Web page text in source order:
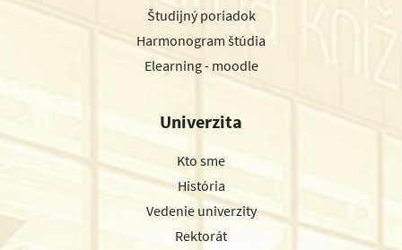
Študijný poriadok
Harmonogram štúdia
Elearning - moodle
Univerzita
Kto sme
História
Vedenie univerzity
Rektorát